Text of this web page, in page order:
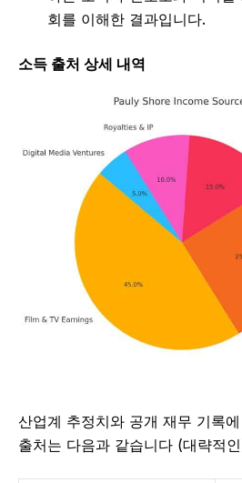
회를 이해한 결과입니다.
소득 출처 상세 내역
산업계 추정치와 공개 재무 기록
출처는 다음과 같습니다 (대략적